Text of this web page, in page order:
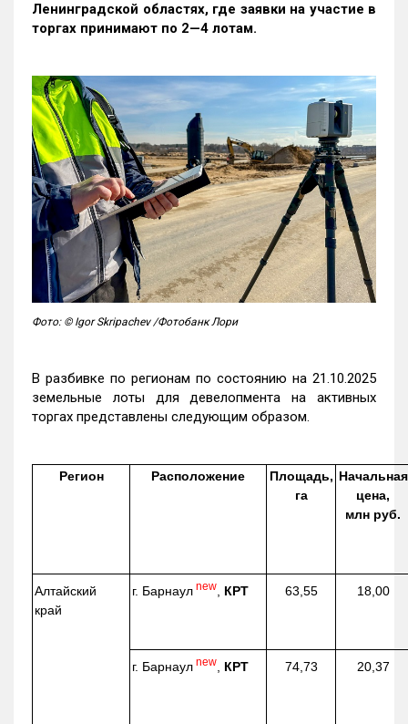
Ленинградской областях, где заявки на участие в
торгах принимают по 2—4 лотам.
Фото: © Igor Skripachev /Фотобанк Лори
В разбивке по регионам по состоянию на 21.10.2025
земельные лоты для девелопмента на активных
торгах представлены следующим образом.
Регион Расположение
Площадь,
га
Начальная
цена,
млн руб.
Алтайский
край
г. Барнаул new КРТ 63,55 18,00
г. Барнаул new КРТ 74,73 20,37